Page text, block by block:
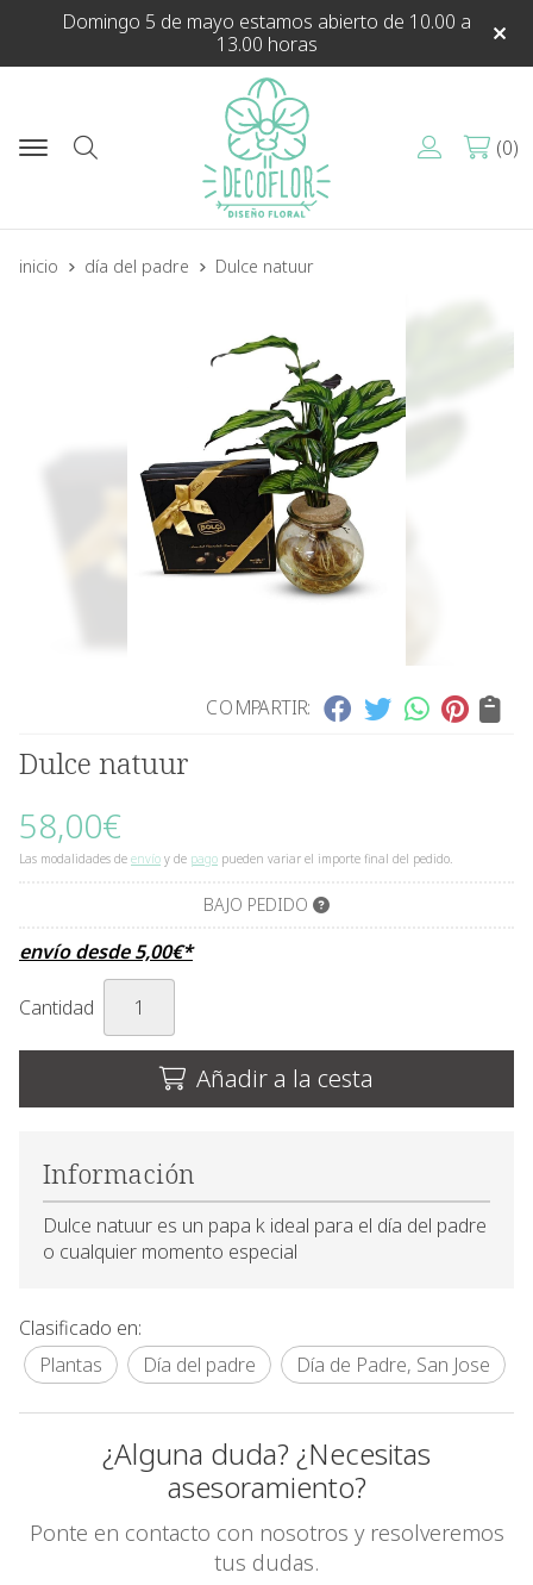
Domingo 5 de mayo estamos abierto de 10.00 a
13.00 horas
Buscar
0
inicio día del padre Dulce natuur
COMPARTIR:
Dulce natuur
58,00€
Las modalidades de envío y de pago pueden variar el importe final del pedido.
BAJO PEDIDO
envío desde5,00€*
Cantidad
Añadir a la cesta
Información
Dulce natuur es un papa k ideal para el día del padre
o cualquier momento especial
Clasificado en:
Plantas
Día del padre Día de Padre, San Jose
¿Alguna duda? ¿Necesitas
asesoramiento?
Ponte en contacto con nosotros y resolveremos
tus dudas.